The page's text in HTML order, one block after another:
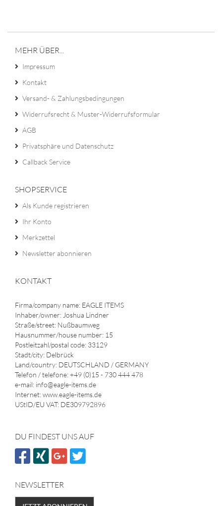
MEHR ÜBER...
Impressum
Kontakt
Versand- & Zahlungsbedingungen
Widerrufsrecht & Muster-Widerrufsformular
AGB
Privatsphäre und Datenschutz
Callback Service
SHOPSERVICE
Als Kunde registrieren
Ihr Konto
Merkzettel
Newsletter abonnieren
KONTAKT
Firma/company name: EAGLE ITEMS
Inhaber/owner: Joshua Lindner
Straße/street: Nußbaumweg
Hausnummer/house number: 15
Postleitzahl/postal code: 33129
Stadt/city: Delbrück
Land/country: DEUTSCHLAND / GERMANY
Telefon / telefone: +49 (0)15 - 730 444 478
e-mail: info@eagle-items.de
Internet: www.eagle-items.de
UStID/EU VAT: DE309792896
DU FINDEST UNS AUF
NEWSLETTER